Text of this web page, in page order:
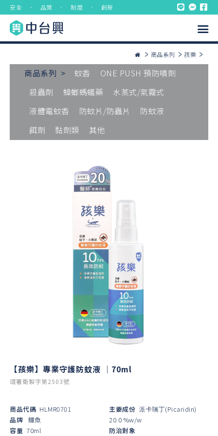
安全 ． 品質 ． 制度 ． 創新
商品系列 孩樂
商品系列 > 蚊香
ONE PUSH 預防噴劑
殺蟲劑
蟑螂螞蟻藥
水蒸式/氣霧式
液體電蚊香
防蚊片/防蟲片
防蚊液
餌劑
黏劑類 其他
【孩樂】專業守護防蚊液 ｜70ml
環署衛製字第2503號
商品代碼 HLMR0701
品牌 鱷魚
容量 70ml
主要成份 派卡瑞丁(Picaridin)
20.0 %w/w
防治對象